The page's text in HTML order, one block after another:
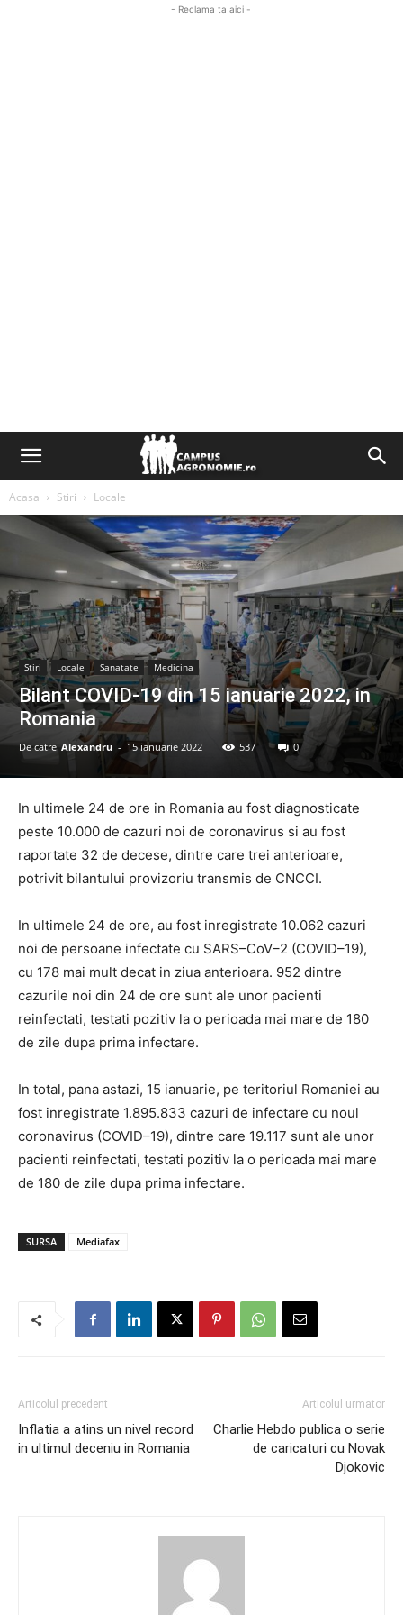
- Reclama ta aici -
Acasa Stiri Locale
Stiri Locale Sanatate Medicina
Bilant COVID-19 din 15 ianuarie 2022, in
Romania
De catre Alexandru - 15 ianuarie 2022 537 0
In ultimele 24 de ore in Romania au fost diagnosticate
peste 10.000 de cazuri noi de coronavirus si au fost
raportate 32 de decese, dintre care trei anterioare,
potrivit bilantului provizoriu transmis de CNCCI.
In ultimele 24 de ore, au fost inregistrate 10.062 cazuri
noi de persoane infectate cu SARS–CoV–2 (COVID–19),
cu 178 mai mult decat in ziua anterioara. 952 dintre
cazurile noi din 24 de ore sunt ale unor pacienti
reinfectati, testati pozitiv la o perioada mai mare de 180
de zile dupa prima infectare.
In total, pana astazi, 15 ianuarie, pe teritoriul Romaniei au
fost inregistrate 1.895.833 cazuri de infectare cu noul
coronavirus (COVID–19), dintre care 19.117 sunt ale unor
pacienti reinfectati, testati pozitiv la o perioada mai mare
de 180 de zile dupa prima infectare.
SURSA Mediafax
Articolul precedent
Inflatia a atins un nivel record
in ultimul deceniu in Romania
Articolul urmator
Charlie Hebdo publica o serie
de caricaturi cu Novak
Djokovic